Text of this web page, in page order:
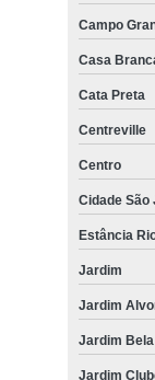
Campo
Casa
Cata Preta
Centreville
Centro
Cidade São
Estância
Jardim
Jardim
Jardim
Jardim